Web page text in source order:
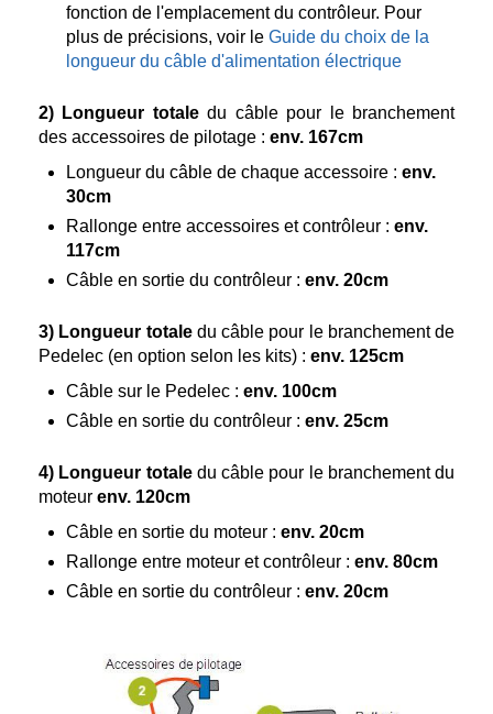
fonction de l'emplacement du contrôleur. Pour
plus de précisions, voir le Guide du choix de la
longueur du câble d'alimentation électrique
2) Longueur totaledu câble pour le branchement
des accessoires de pilotage : env. 167cm
Longueur du câble de chaque accessoire : env.
30cm
Rallonge entre accessoires et contrôleur : env.
117cm
Câble en sortie du contrôleur : env. 20cm
3) Longueur totaledu câble pour le branchement de
Pedelec (en option selon les kits) : env. 125cm
Câble sur le Pedelec : env. 100cm
Câble en sortie du contrôleur : env. 25cm
4) Longueur totaledu câble pour le branchement du
moteur env. 120cm
Câble en sortie du moteur : env. 20cm
Rallonge entre moteur et contrôleur : env. 80cm
Câble en sortie du contrôleur : env. 20cm